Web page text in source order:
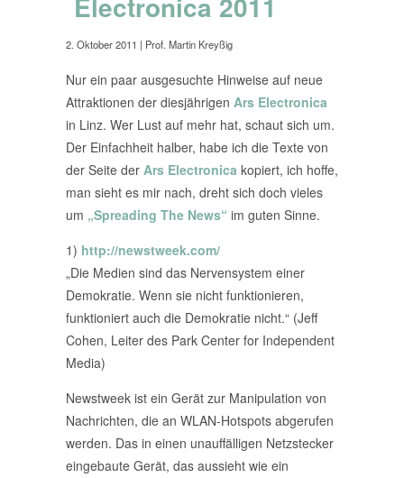
2. Oktober 2011 | Prof. Martin Kreyßig
Nur ein paar ausgesuchte Hinweise auf neue
Attraktionen der diesjährigen Ars Electronica
in Linz. Wer Lust auf mehr hat, schaut sich um.
Der Einfachheit halber, habe ich die Texte von
der Seite der Ars Electronica kopiert, ich hoffe,
man sieht es mir nach, dreht sich doch vieles
um „Spreading The News“ im guten Sinne.
1) http://newstweek.com/
„Die Medien sind das Nervensystem einer
Demokratie. Wenn sie nicht funktionieren,
funktioniert auch die Demokratie nicht.“ (Jeff
Cohen, Leiter des Park Center for Independent
Media)
Newstweek ist ein Gerät zur Manipulation von
Nachrichten, die an WLAN-Hotspots abgerufen
werden. Das in einen unauffälligen Netzstecker
eingebaute Gerät, das aussieht wie ein